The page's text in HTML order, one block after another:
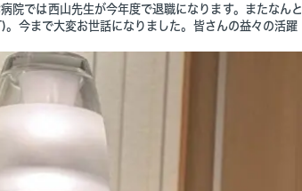
院では西山先生が今年度で退職になります。またなんと
今まで大変お世話になりました。皆さんの益々の活躍